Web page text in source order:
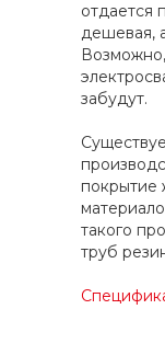
отдается
дешевая,
забудут.
покрытие
такого
труб